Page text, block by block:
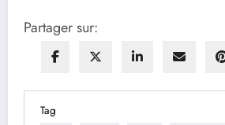
Partager sur:
Tag